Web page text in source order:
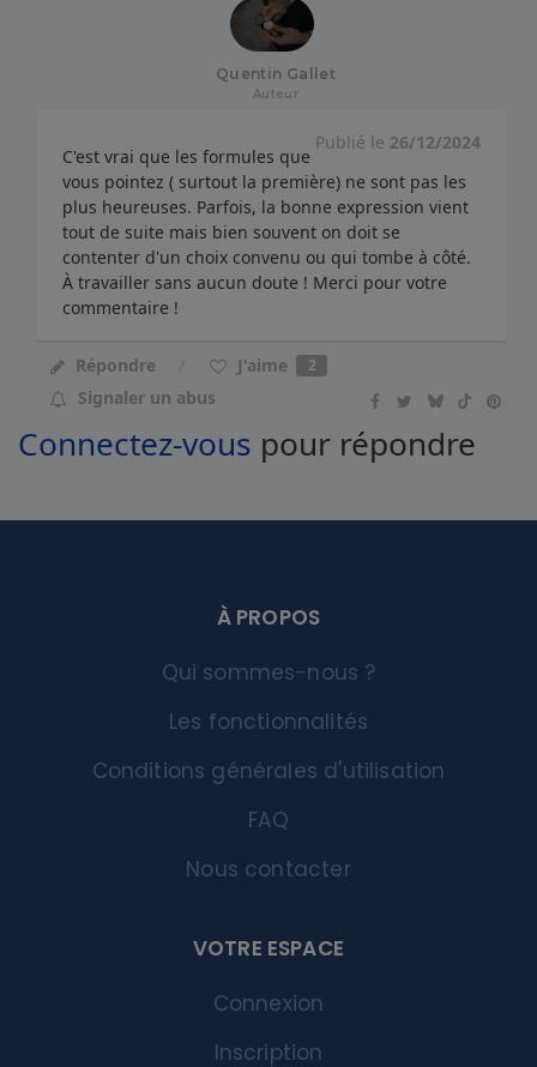
Quentin Gallet
Auteur
Publié le 26/12/2024
C'est vrai que les formules que
vous pointez ( surtout la première) ne sont pas les
plus heureuses. Parfois, la bonne expression vient
tout de suite mais bien souvent on doit se
contenter d'un choix convenu ou qui tombe à côté.
À travailler sans aucun doute ! Merci pour votre
commentaire !
Répondre J'aime 2
Signaler un abus
Connectez-vous pour répondre
À PROPOS
Qui sommes-nous ?
Les fonctionnalités
Conditions générales d'utilisation
FAQ
Nous contacter
VOTRE ESPACE
Connexion
Inscription